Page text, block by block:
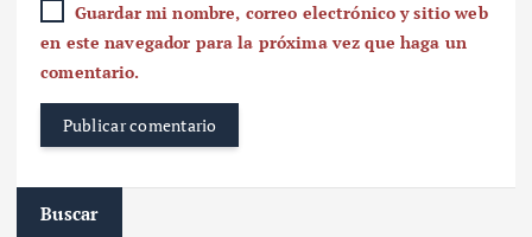
Guardar mi nombre, correo electrónico y sitio web
en este navegador para la próxima vez que haga un
comentario.
Buscar